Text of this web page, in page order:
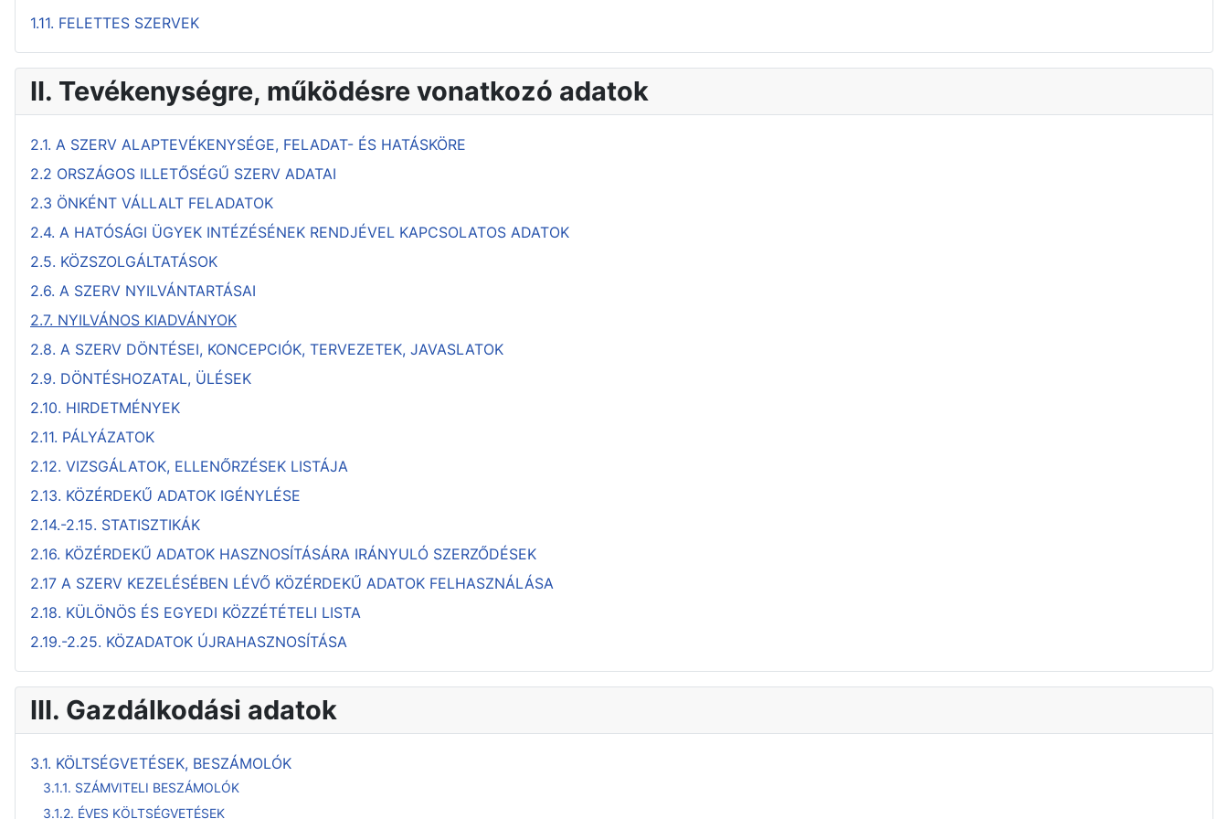
1.11. FELETTES SZERVEK
II. Tevékenységre, működésre vonatkozó adatok
2.1. A SZERV ALAPTEVÉKENYSÉGE, FELADAT- ÉS HATÁSKÖRE
2.2 ORSZÁGOS ILLETŐSÉGŰ SZERV ADATAI
2.3 ÖNKÉNT VÁLLALT FELADATOK
2.4. A HATÓSÁGI ÜGYEK INTÉZÉSÉNEK RENDJÉVEL KAPCSOLATOS ADATOK
2.5. KÖZSZOLGÁLTATÁSOK
2.6. A SZERV NYILVÁNTARTÁSAI
2.7. NYILVÁNOS KIADVÁNYOK
2.8. A SZERV DÖNTÉSEI, KONCEPCIÓK, TERVEZETEK, JAVASLATOK
2.9. DÖNTÉSHOZATAL, ÜLÉSEK
2.10. HIRDETMÉNYEK
2.11. PÁLYÁZATOK
2.12. VIZSGÁLATOK, ELLENŐRZÉSEK LISTÁJA
2.13. KÖZÉRDEKŰ ADATOK IGÉNYLÉSE
2.14.-2.15. STATISZTIKÁK
2.16. KÖZÉRDEKŰ ADATOK HASZNOSÍTÁSÁRA IRÁNYULÓ SZERZŐDÉSEK
2.17 A SZERV KEZELÉSÉBEN LÉVŐ KÖZÉRDEKŰ ADATOK FELHASZNÁLÁSA
2.18. KÜLÖNÖS ÉS EGYEDI KÖZZÉTÉTELI LISTA
2.19.-2.25. KÖZADATOK ÚJRAHASZNOSÍTÁSA
III. Gazdálkodási adatok
3.1. KÖLTSÉGVETÉSEK, BESZÁMOLÓK
3.1.1. SZÁMVITELI BESZÁMOLÓK
3.1.2. ÉVES KÖLTSÉGVETÉSEK